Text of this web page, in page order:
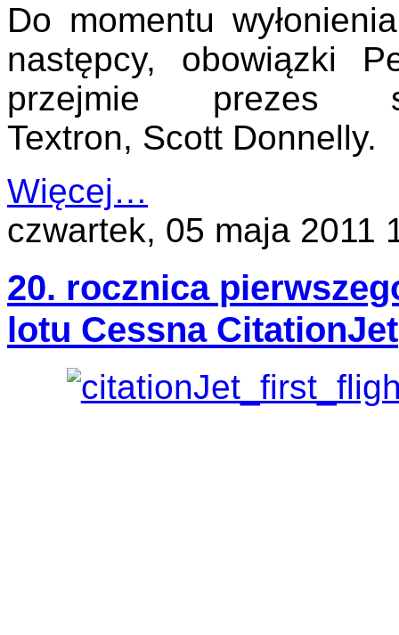
Do momentu
następcy, obowiązki
przejmie prezes
Textron, Scott Donnelly.
Więcej…
czwartek, 05 maja 2011
20. rocznica
lotu Cessna CitationJet